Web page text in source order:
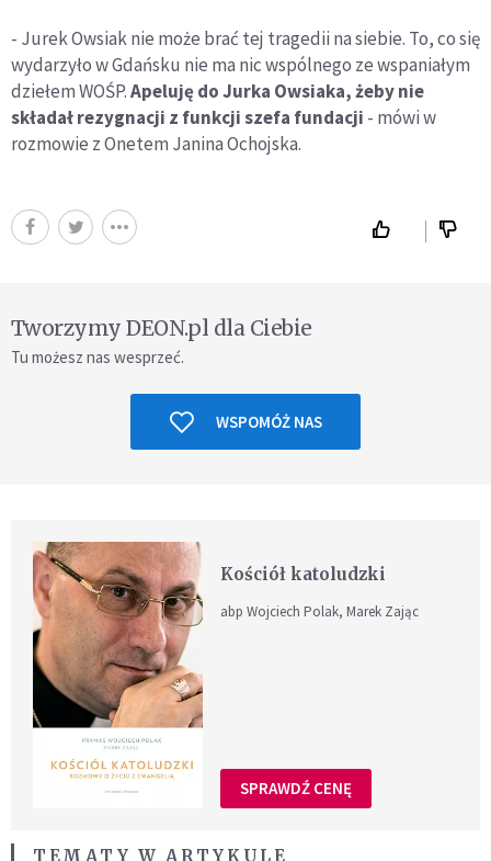
- Jurek Owsiak nie może brać tej tragedii na siebie. To, co się
wydarzyło w Gdańsku nie ma nic wspólnego ze wspaniałym
dziełem WOŚP.Apeluję do Jurka Owsiaka, żeby nie
składał rezygnacji z funkcji szefa fundacji - mówi w
rozmowie z Onetem Janina Ochojska.
Tworzymy DEON.pl dla Ciebie
Tu możesz nas wesprzeć.
WSPOMÓŻ NAS
Kościół katoludzki
abp Wojciech Polak, Marek Zając
SPRAWDŹ CENĘ
TEMATY W ARTYKULE